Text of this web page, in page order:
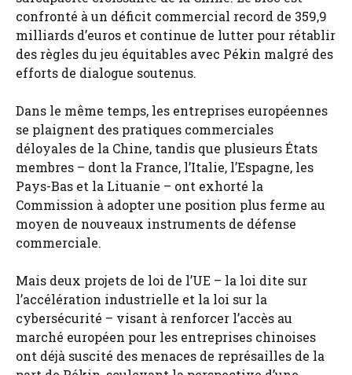
confronté à un déficit commercial record de 359,9
milliards d’euros et continue de lutter pour rétablir
des règles du jeu équitables avec Pékin malgré des
efforts de dialogue soutenus.
Dans le même temps, les entreprises européennes
se plaignent des pratiques commerciales
déloyales de la Chine, tandis que plusieurs États
membres – dont la France, l’Italie, l’Espagne, les
Pays-Bas et la Lituanie – ont exhorté la
Commission à adopter une position plus ferme au
moyen de nouveaux instruments de défense
commerciale.
Mais deux projets de loi de l’UE – la loi dite sur
l’accélération industrielle et la loi sur la
cybersécurité – visant à renforcer l’accès au
marché européen pour les entreprises chinoises
ont déjà suscité des menaces de représailles de la